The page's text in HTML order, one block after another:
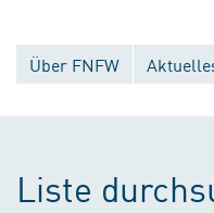
Über FNFW
Liste